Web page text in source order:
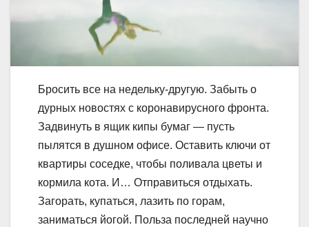
Бросить все на недельку-другую. Забыть о
дурных новостях с коронавирусного фронта.
Задвинуть в ящик кипы бумаг — пусть
пылятся в душном офисе. Оставить ключи от
квартиры соседке, чтобы поливала цветы и
кормила кота. И… Отправиться отдыхать.
Загорать, купаться, лазить по горам,
заниматься йогой. Польза последней научно